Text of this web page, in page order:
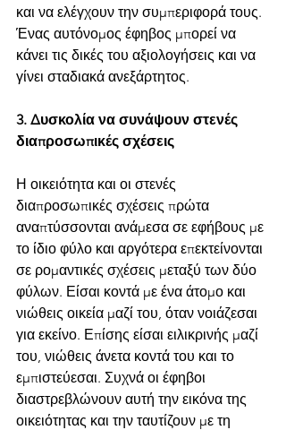
και να ελέγχουν την συμπεριφορά τους.
Ένας αυτόνομος έφηβος μπορεί να
κάνει τις δικές του αξιολογήσεις και να
γίνει σταδιακά ανεξάρτητος.
3. Δυσκολία να συνάψουν στενές
διαπροσωπικές σχέσεις
Η οικειότητα και οι στενές
διαπροσωπικές σχέσεις πρώτα
αναπτύσσονται ανάμεσα σε εφήβους με
το ίδιο φύλο και αργότερα επεκτείνονται
σε ρομαντικές σχέσεις μεταξύ των δύο
φύλων. Είσαι κοντά με ένα άτομο και
νιώθεις οικεία μαζί του, όταν νοιάζεσαι
για εκείνο. Επίσης είσαι ειλικρινής μαζί
του, νιώθεις άνετα κοντά του και το
εμπιστεύεσαι. Συχνά οι έφηβοι
διαστρεβλώνουν αυτή την εικόνα της
οικειότητας και την ταυτίζουν με τη